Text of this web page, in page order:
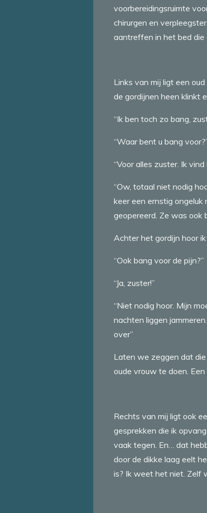
voorbereidingsruimte
chirurgen en
aantreffen in het bed die
Links van mij ligt een
de gordijnen heen klinkt
“Ik ben toch zo bang,
“Waar bent u bang
“Voor alles zuster. Ik
“Ow, totaal niet nodig
keer een ernstig
geopereerd. Ze was ook
Achter het gordijn hoor
“Ook bang voor de pijn?”
“Ja, zuster!”
“Niet nodig hoor. Mijn
nachten liggen
over”
Laten we zeggen dat
oude vrouw te doen.
Rechts van mij ligt ook
gesprekken die ik
vaak tegen. En… dat
door de dikke laag eelt
is? Ik weet het niet. Zelf